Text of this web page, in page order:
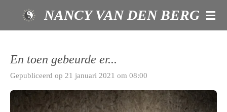
hoofdinhoud
NANCY VAN DEN BERG
En toen gebeurde er...
Gepubliceerd op 21 januari 2021 om 08:00